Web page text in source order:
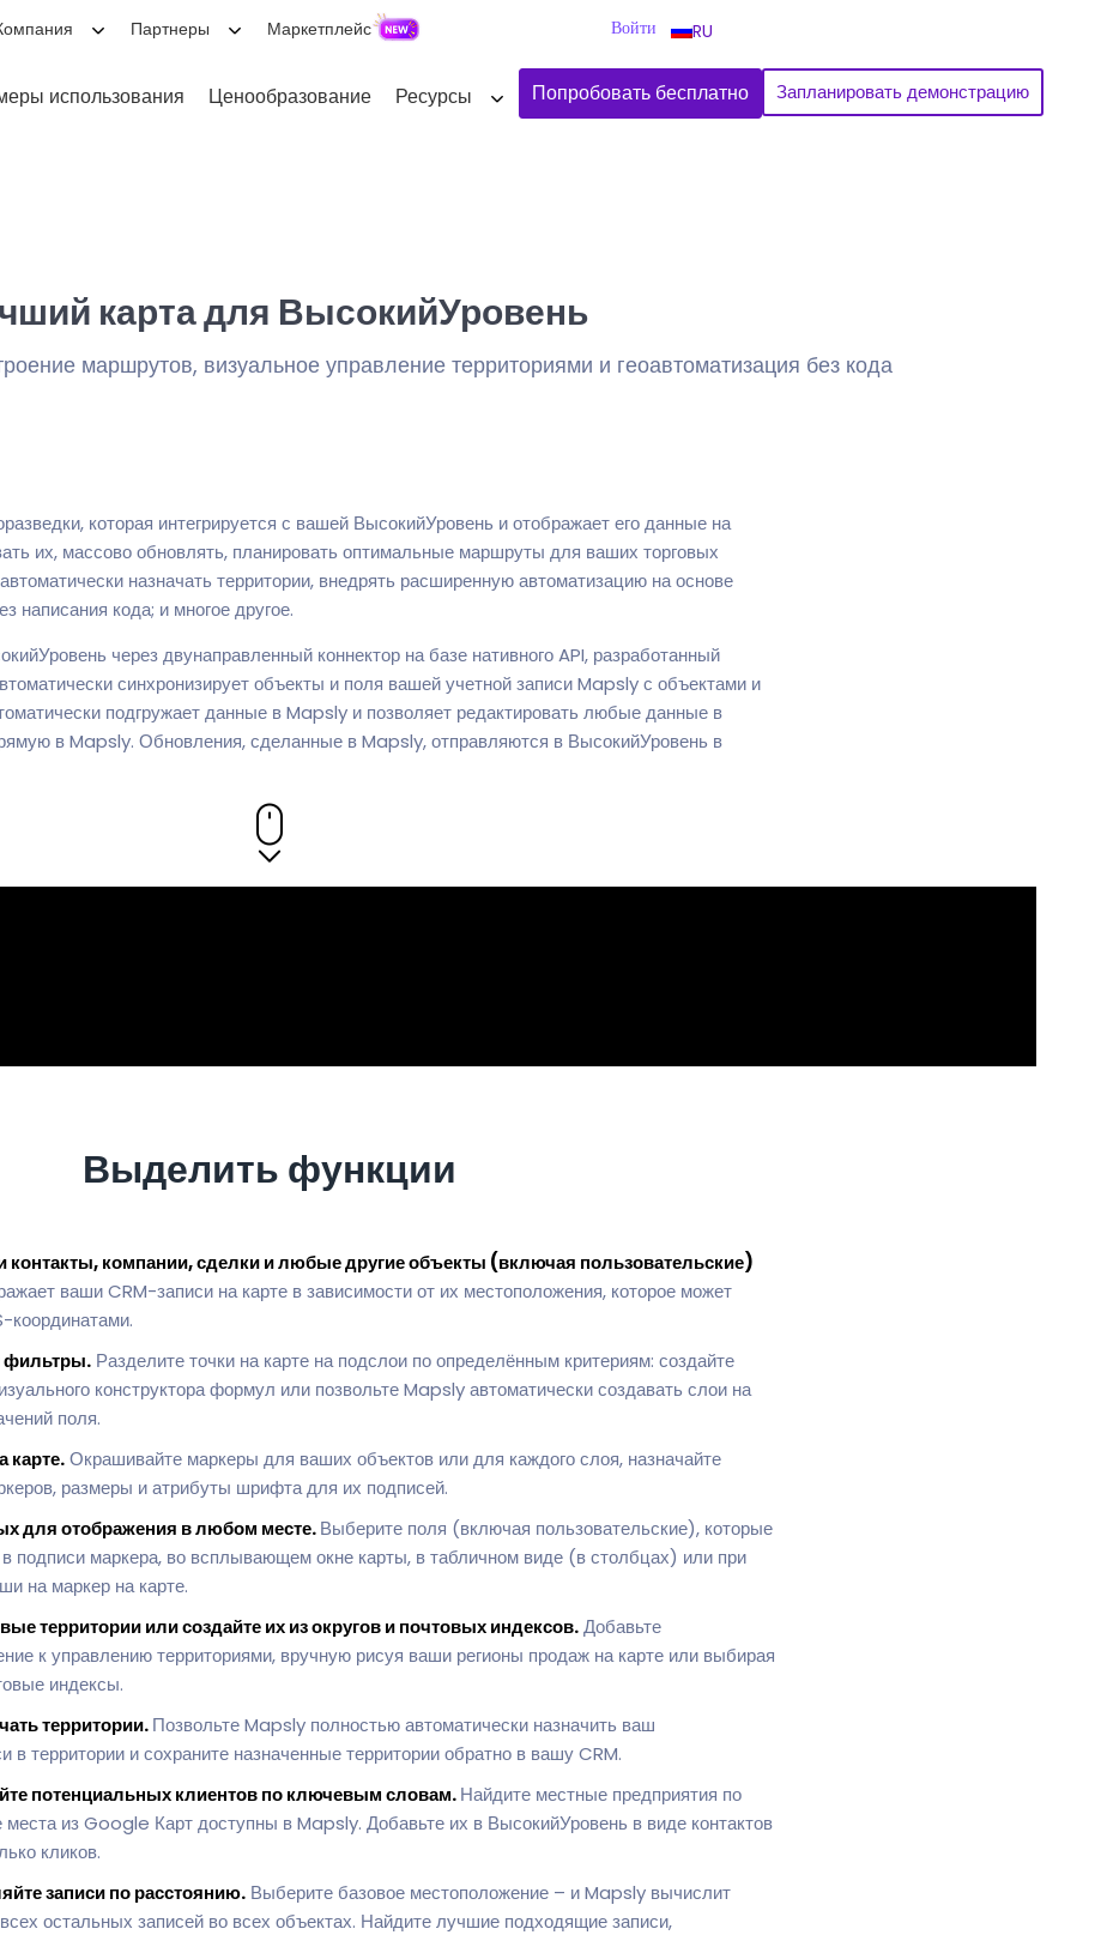
Партнеры Маркетплейс Войти RU
использования Ценообразование Ресурсы Попробовать бесплатно Запланировать демонстрацию
карта для ВысокийУровень
маршрутов, визуальное управление территориями и геоавтоматизация без кода
которая интегрируется с вашей ВысокийУровень и отображает его данные на
их, массово обновлять, планировать оптимальные маршруты для ваших торговых
назначать территории, внедрять расширенную автоматизацию на основе
написания кода; и многое другое.
через двунаправленный коннектор на базе нативного API, разработанный
синхронизирует объекты и поля вашей учетной записи Mapsly с объектами и
подгружает данные в Mapsly и позволяет редактировать любые данные в
в Mapsly. Обновления, сделанные в Mapsly, отправляются в ВысокийУровень в
Выделить функции
контакты, компании, сделки и любые другие объекты (включая пользовательские)
ваши CRM-записи на карте в зависимости от их местоположения, которое может
координатами.
фильтры.Разделите точки на карте на подслои по определённым критериям: создайте
конструктора формул или позвольте Mapsly автоматически создавать слои на
поля.
карте.Окрашивайте маркеры для ваших объектов или для каждого слоя, назначайте
размеры и атрибуты шрифта для их подписей.
для отображения в любом месте.Выберите поля (включая пользовательские), которые
подписи маркера, во всплывающем окне карты, в табличном виде (в столбцах) или при
на маркер на карте.
территории или создайте их из округов и почтовых индексов.Добавьте
к управлению территориями, вручную рисуя ваши регионы продаж на карте или выбирая
индексы.
территории.Позвольте Mapsly полностью автоматически назначить ваш
в территории и сохраните назначенные территории обратно в вашу CRM.
потенциальных клиентов по ключевым словам.Найдите местные предприятия по
из Google Карт доступны в Mapsly. Добавьте их в ВысокийУровень в виде контактов
кликов.
записи по расстоянию.Выберите базовое местоположение – и Mapsly вычислит
остальных записей во всех объектах. Найдите лучшие подходящие записи,